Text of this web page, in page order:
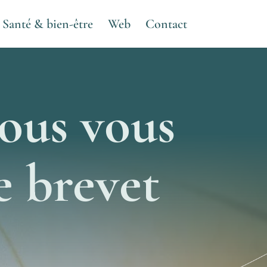
Santé & bien-être Web Contact
vous
brevet